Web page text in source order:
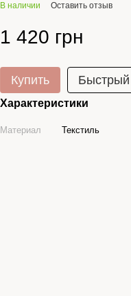
В наличии Оставить отзыв
1 420 грн
Купить Быстрый
Характеристики
Материал Текстиль